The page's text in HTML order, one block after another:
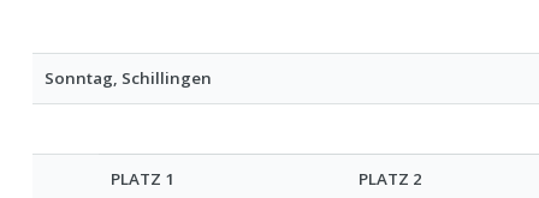
Sonntag, Schillingen
PLATZ 1 PLATZ 2